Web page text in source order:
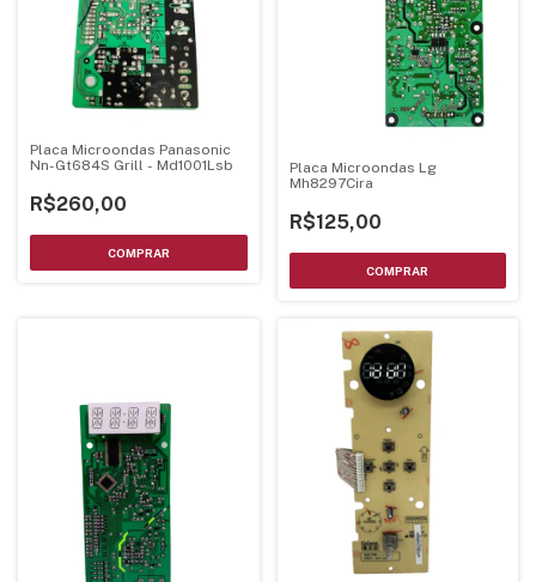
Placa Microondas Panasonic
Nn-Gt684S Grill - Md1001Lsb
R$260,00
Placa Microondas Lg
Mh8297Cira
R$125,00